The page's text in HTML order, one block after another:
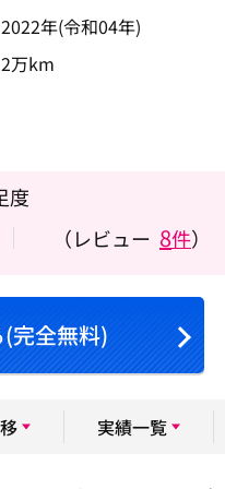
2022年(令和04年)
2万km
度
（レビュー 8件）
完全無料)
実績一覧